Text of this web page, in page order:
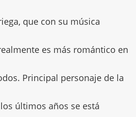
que con su música
es más romántico en
Principal personaje de la
últimos años se está